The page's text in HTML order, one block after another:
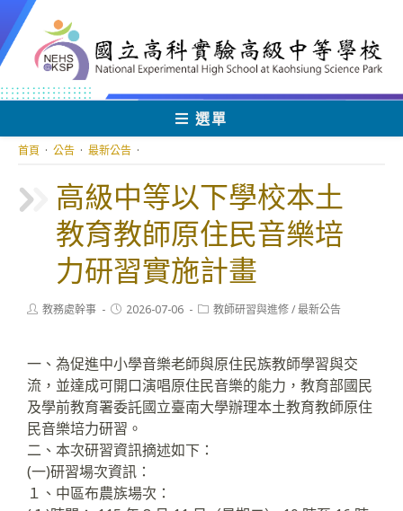
轉
至
要
容
選單
高級中等以下學校本土
教育教師原住民音樂培
力研習實施計畫
首頁 · 公告 · 最新公告 ·
Post教務處幹事
Post2026-07-06
Post教師研習與進修/最新公告
一、為促進中小學音樂老師與原住民族教師學習與交
流，並達成可開口演唱原住民音樂的能力，教育部國民
及學前教育署委託國立臺南大學辦理本土教育教師原住
民音樂培力研習。
二、本次研習資訊摘述如下：
(一)研習場次資訊：
１、中區布農族場次：